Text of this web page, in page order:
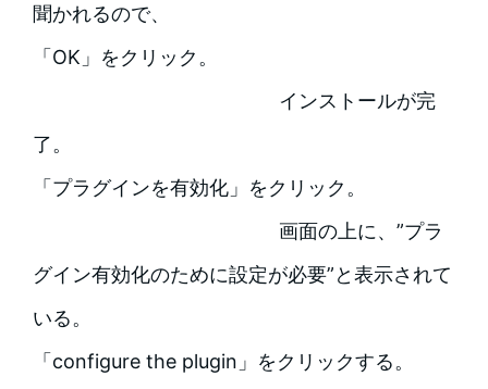
聞かれるので、
「OK」をクリック。
インストールが完
了。
「プラグインを有効化」をクリック。
画面の上に、”プラ
グイン有効化のために設定が必要”と表示されて
いる。
「configure the plugin」をクリックする。